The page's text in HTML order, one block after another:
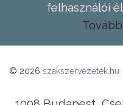
felhasználói
© 2026 szakszervezetek.hu